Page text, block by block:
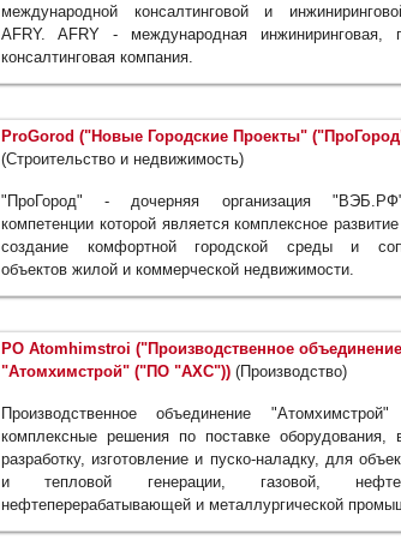
международной консалтинговой и
AFRY. AFRY - международная инжиниринговая,
консалтинговая компания.
ProGorod ("Новые Городские Проекты"
(Строительство и недвижимость)
"ПроГород" - дочерняя организация
компетенции которой является комплексное
создание комфортной городской среды и
объектов жилой и коммерческой недвижимости.
PO Atomhimstroi ("Производственное объединение
"Атомхимстрой" ("ПО "АХС")) (Производство)
Производственное объединение "Атомхимстрой"
комплексные решения по поставке оборудования,
разработку, изготовление и пуско-наладку, для
и тепловой генерации, газовой,
нефтеперерабатывающей и металлургической